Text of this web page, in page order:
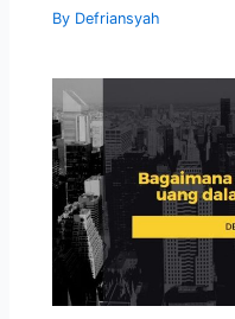
By Defriansyah